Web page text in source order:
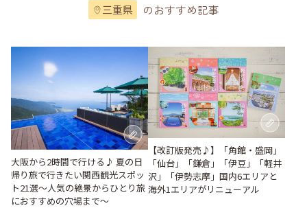
三重県 のおすすめ記事
大阪から2時間で行ける♪ 夏の日
帰り旅で行きたい関西観光スポッ
ト21選～人気の絶景からひとり旅
におすすめの穴場まで～
【改訂版発売♪】「角館・盛岡」
「仙台」「鎌倉」「伊豆」「軽井
沢」「伊勢志摩」国内6エリアと
海外1エリアがリニューアル